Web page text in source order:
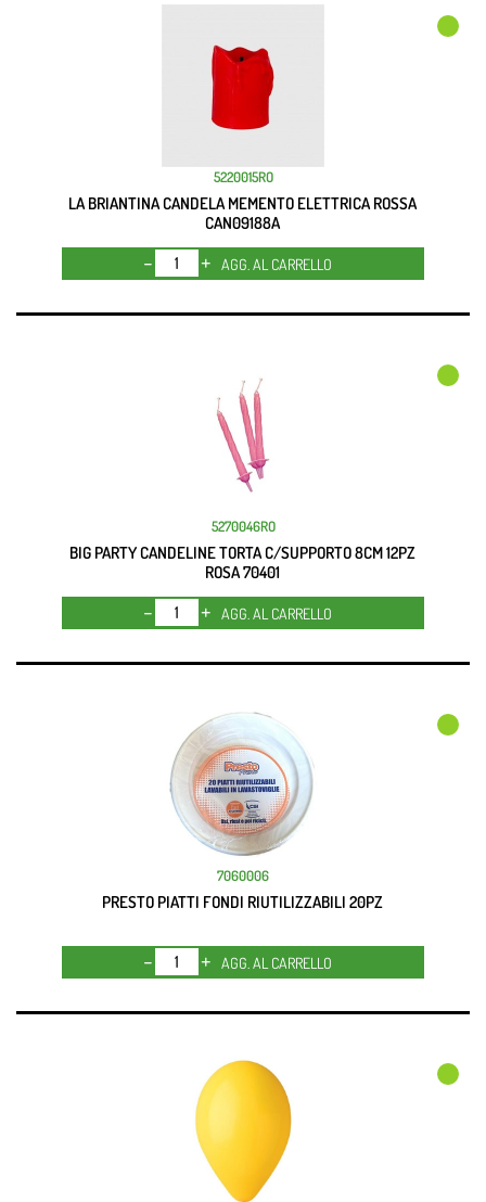
5220015RO
LA BRIANTINA CANDELA MEMENTO ELETTRICA ROSSA
CAN09188A
Quantità
AGG. AL CARRELLO
5270046RO
BIG PARTY CANDELINE TORTA C/SUPPORTO 8CM 12PZ
ROSA 70401
Quantità
AGG. AL CARRELLO
7060006
PRESTO PIATTI FONDI RIUTILIZZABILI 20PZ
Quantità
AGG. AL CARRELLO